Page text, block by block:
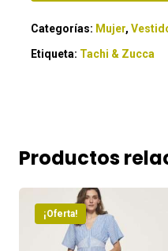
Categorías: Mujer,
Etiqueta: Tachi & Zucca
Productos
¡Oferta!